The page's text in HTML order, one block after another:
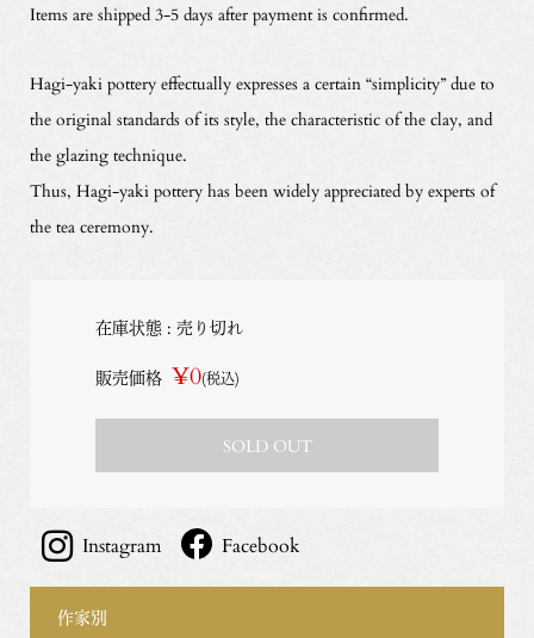
Items are shipped 3-5 days after payment is confirmed.
Hagi-yaki pottery effectually expresses a certain “simplicity” due to
the original standards of its style, the characteristic of the clay, and
the glazing technique.
Thus, Hagi-yaki pottery has been widely appreciated by experts of
the tea ceremony.
在庫状態 : 売り切れ
販売価格 ¥0(税込)
SOLD OUT
Instagram Facebook
作家別